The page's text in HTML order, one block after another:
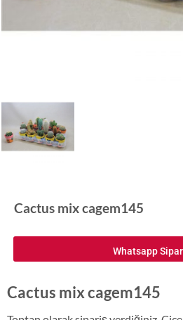
Cactus mix cagem145
Whatsapp
Cactus mix cagem145